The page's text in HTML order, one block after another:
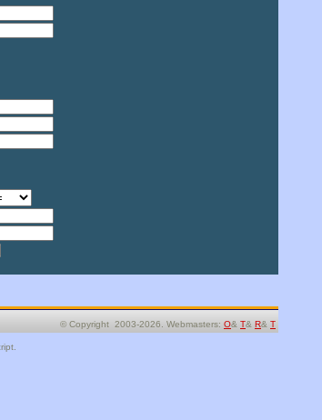
© Copyright 2003-2026. Webmasters: O& T& R& T